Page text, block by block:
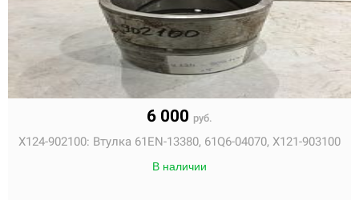
6 000 руб.
X124-902100: Втулка 61EN-13380, 61Q6-04070, X121-903100
В наличии